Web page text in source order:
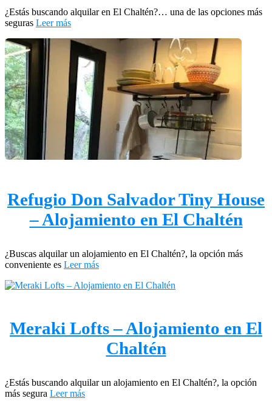
¿Estás buscando alquilar en El Chaltén?… una de las opciones más
seguras Leer más
Refugio Don Salvador Tiny House
– Alojamiento en El Chaltén
¿Buscas alquilar un alojamiento en El Chaltén?, la opción más
conveniente es Leer más
Meraki Lofts – Alojamiento en El
Chaltén
¿Estás buscando alquilar un alojamiento en El Chaltén?, la opción
más segura Leer más